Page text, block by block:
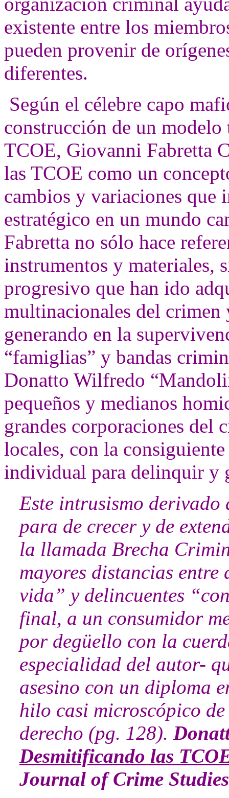
existente entre los
pueden provenir de
diferentes.
Según el célebre capo
construcción de un
TCOE, Giovanni Fabretta
las TCOE como un
cambios y variaciones que
estratégico en un mundo
Fabretta no sólo hace
instrumentos y materiales,
progresivo que han ido
multinacionales del crimen
generando en la
“famiglias” y bandas
Donatto Wilfredo
pequeños y medianos
grandes corporaciones del
locales, con la
individual para delinquir y
Este intrusismo
para de crecer y de
la llamada Brecha
mayores distancias
vida” y delincuentes
final, a un consumidor
por degüello con la
especialidad del autor-
asesino con un diploma
hilo casi microscópico
derecho (pg. 128).
Desmitificando las
Journal of Crime